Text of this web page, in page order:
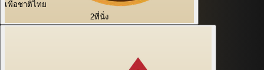
เพื่อชาติไทย
2ที่นั่ง